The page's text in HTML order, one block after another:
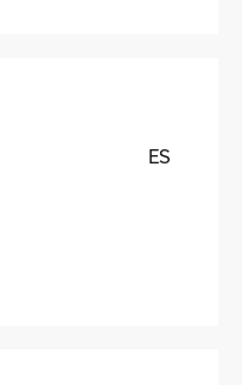
ES